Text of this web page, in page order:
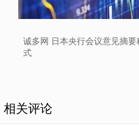
诚多网 日本央行会议意见摘
式
相关评论